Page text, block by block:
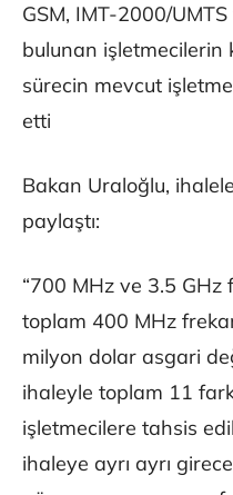
GSM, IMT-2000/
bulunan işletmecilerin
sürecin mevcut
etti
Bakan Uraloğlu,
paylaştı:
“700 MHz ve 3.5 GHz
toplam 400 MHz
milyon dolar asgari
ihaleyle toplam 11
işletmecilere tahsis
ihaleye ayrı ayrı